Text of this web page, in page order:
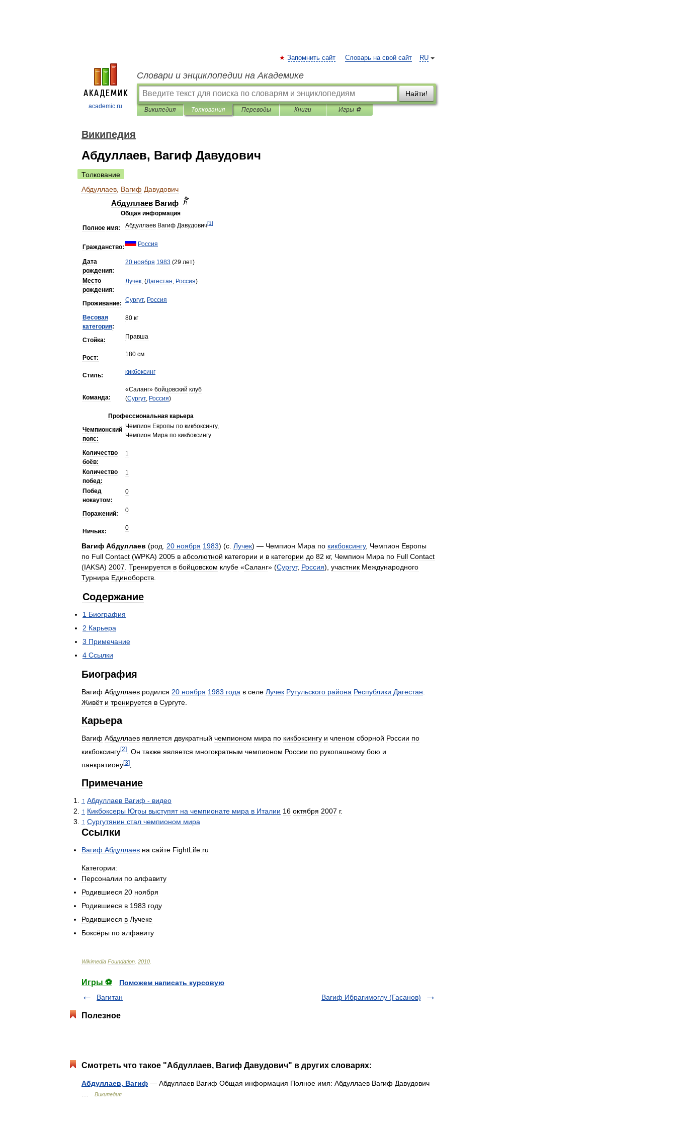
academic.ru
RU
Запомнить сайт Словарь на свой сайт
Словари и энциклопедии на Академике
Найти!
Википедия Толкования Переводы Книги Игры ⚽
Википедия
Абдуллаев, Вагиф Давудович
Толкование
Абдуллаев Вагиф Давудович
Абдуллаев Вагиф
Общая информация
Полное имя: Абдуллаев Вагиф Давудович[1]
Гражданство: Россия
Дата
рождения:
20 ноября 1983 (29 лет)
Место
рождения:
Лучек, (Дагестан, Россия)
Проживание: Сургут, Россия
Весовая
категория:
80 кг
Стойка: Правша
Рост: 180 см
Стиль: кикбоксинг
Команда:
«Саланг» бойцовский клуб
(Сургут, Россия)
Профессиональная карьера
Чемпионский
пояс:
Чемпион Европы по кикбоксингу,
Чемпион Мира по кикбоксингу
Количество
боёв:
1
Количество
побед:
1
Побед
нокаутом:
0
Поражений: 0
Ничьих: 0
Вагиф Абдуллаев (род 20 ноября 1983) (с Лучек) — Чемпион Мира по кикбоксингу, Чемпион Европы
по Full Contact (WPKA) 2005 в абсолютной категории и в категории до 82 кг, Чемпион Мира по Full Contact
(IAKSA) 2007 Тренируется в бойцовском клубе «Саланг» (Сургут, Россия), участник Международного
Турнира Единоборств
Содержание
1 Биография
2 Карьера
3 Примечание
4 Ссылки
Биография
Вагиф Абдуллаев родился 20 ноября 1983 года в селе Лучек Рутульского района Республики Дагестан
Живёт и тренируется в Сургуте
Карьера
Вагиф Абдуллаев является двукратный чемпионом мира по кикбоксингу и членом сборной России по
кикбоксингу[2] Он также является многократным чемпионом России по рукопашному бою и
панкратиону[3]
Примечание
↑ Абдуллаев Вагиф - видео
↑ Кикбоксеры Югры выступят на чемпионате мира в Италии 16 октября 2007 г.
↑ Сургутянин стал чемпионом мира
Ссылки
Вагиф Абдуллаев на сайте FightLife.ru
Категории:
Персоналии по алфавиту
Родившиеся 20 ноября
Родившиеся в 1983 году
Родившиеся в Лучеке
Боксёры по алфавиту
Wikimedia Foundation 2010
Игры ⚽
Поможем написать курсовую
Вагитан
Вагиф Ибрагимоглу (Гасанов)
Полезное
Смотреть что такое "Абдуллаев, Вагиф Давудович" в других словарях:
Абдуллаев, Вагиф — Абдуллаев Вагиф Общая информация Полное имя: Абдуллаев Вагиф Давудович
…
Википедия